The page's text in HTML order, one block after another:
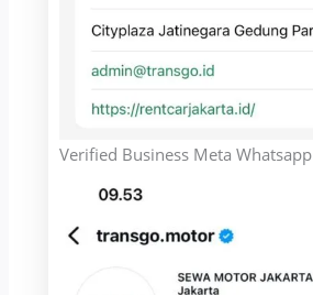
Verified Business Meta Whatsapp